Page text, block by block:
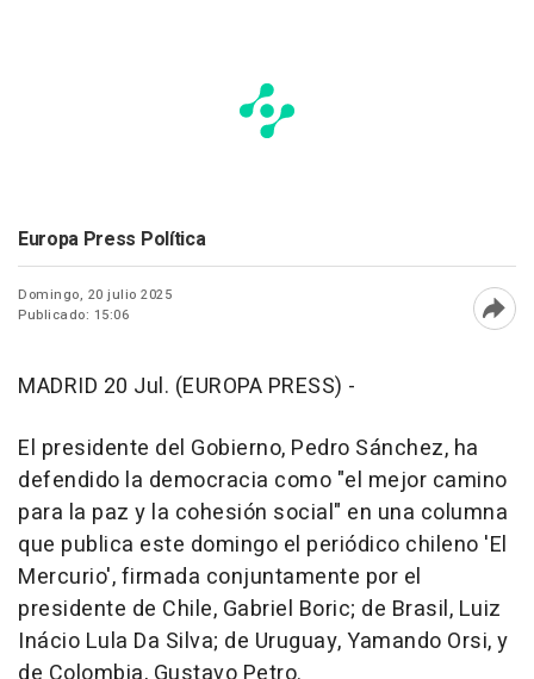
Europa Press Política
Domingo, 20 julio 2025
Publicado: 15:06
MADRID 20 Jul. (EUROPA PRESS) -
El presidente del Gobierno, Pedro Sánchez, ha
defendido la democracia como "el mejor camino
para la paz y la cohesión social" en una columna
que publica este domingo el periódico chileno 'El
Mercurio', firmada conjuntamente por el
presidente de Chile, Gabriel Boric; de Brasil, Luiz
Inácio Lula Da Silva; de Uruguay, Yamando Orsi, y